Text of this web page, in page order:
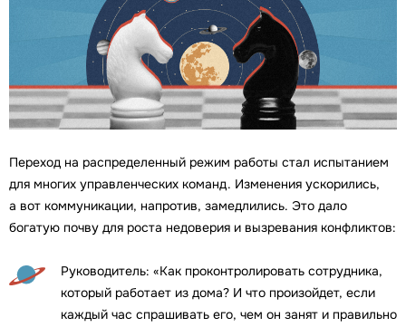
Переход на распределенный режим работы стал испытанием
для многих управленческих команд. Изменения ускорились,
а вот коммуникации, напротив, замедлились. Это дало
богатую почву для роста недоверия и вызревания конфликтов:
Руководитель: «Как проконтролировать сотрудника,
который работает из дома? И что произойдет, если
каждый час спрашивать его, чем он занят и правильно